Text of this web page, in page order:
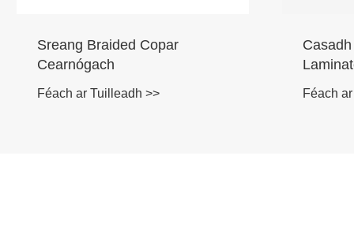
Casadh Leictreach Copar
Laminated Solúbtha
Féach ar Tuilleadh >>
Copar
Móra
Féach